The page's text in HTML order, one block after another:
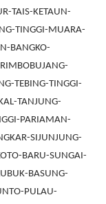
TAIS-KETAUN-
TINGGI-MUARA-
BANGKO-
TEBING-TINGGI-
TANJUNG-
PARIAMAN-
SIJUNJUNG-
BARU-SUNGAI-
BASUNG-
PULAU-